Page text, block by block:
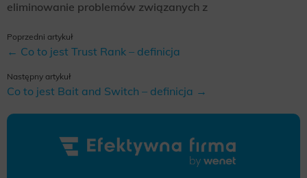
eliminowanie problemów związanych z
Poprzedni artykuł
← Co to jest Trust Rank – definicja
Następny artykuł
Co to jest Bait and Switch – definicja →